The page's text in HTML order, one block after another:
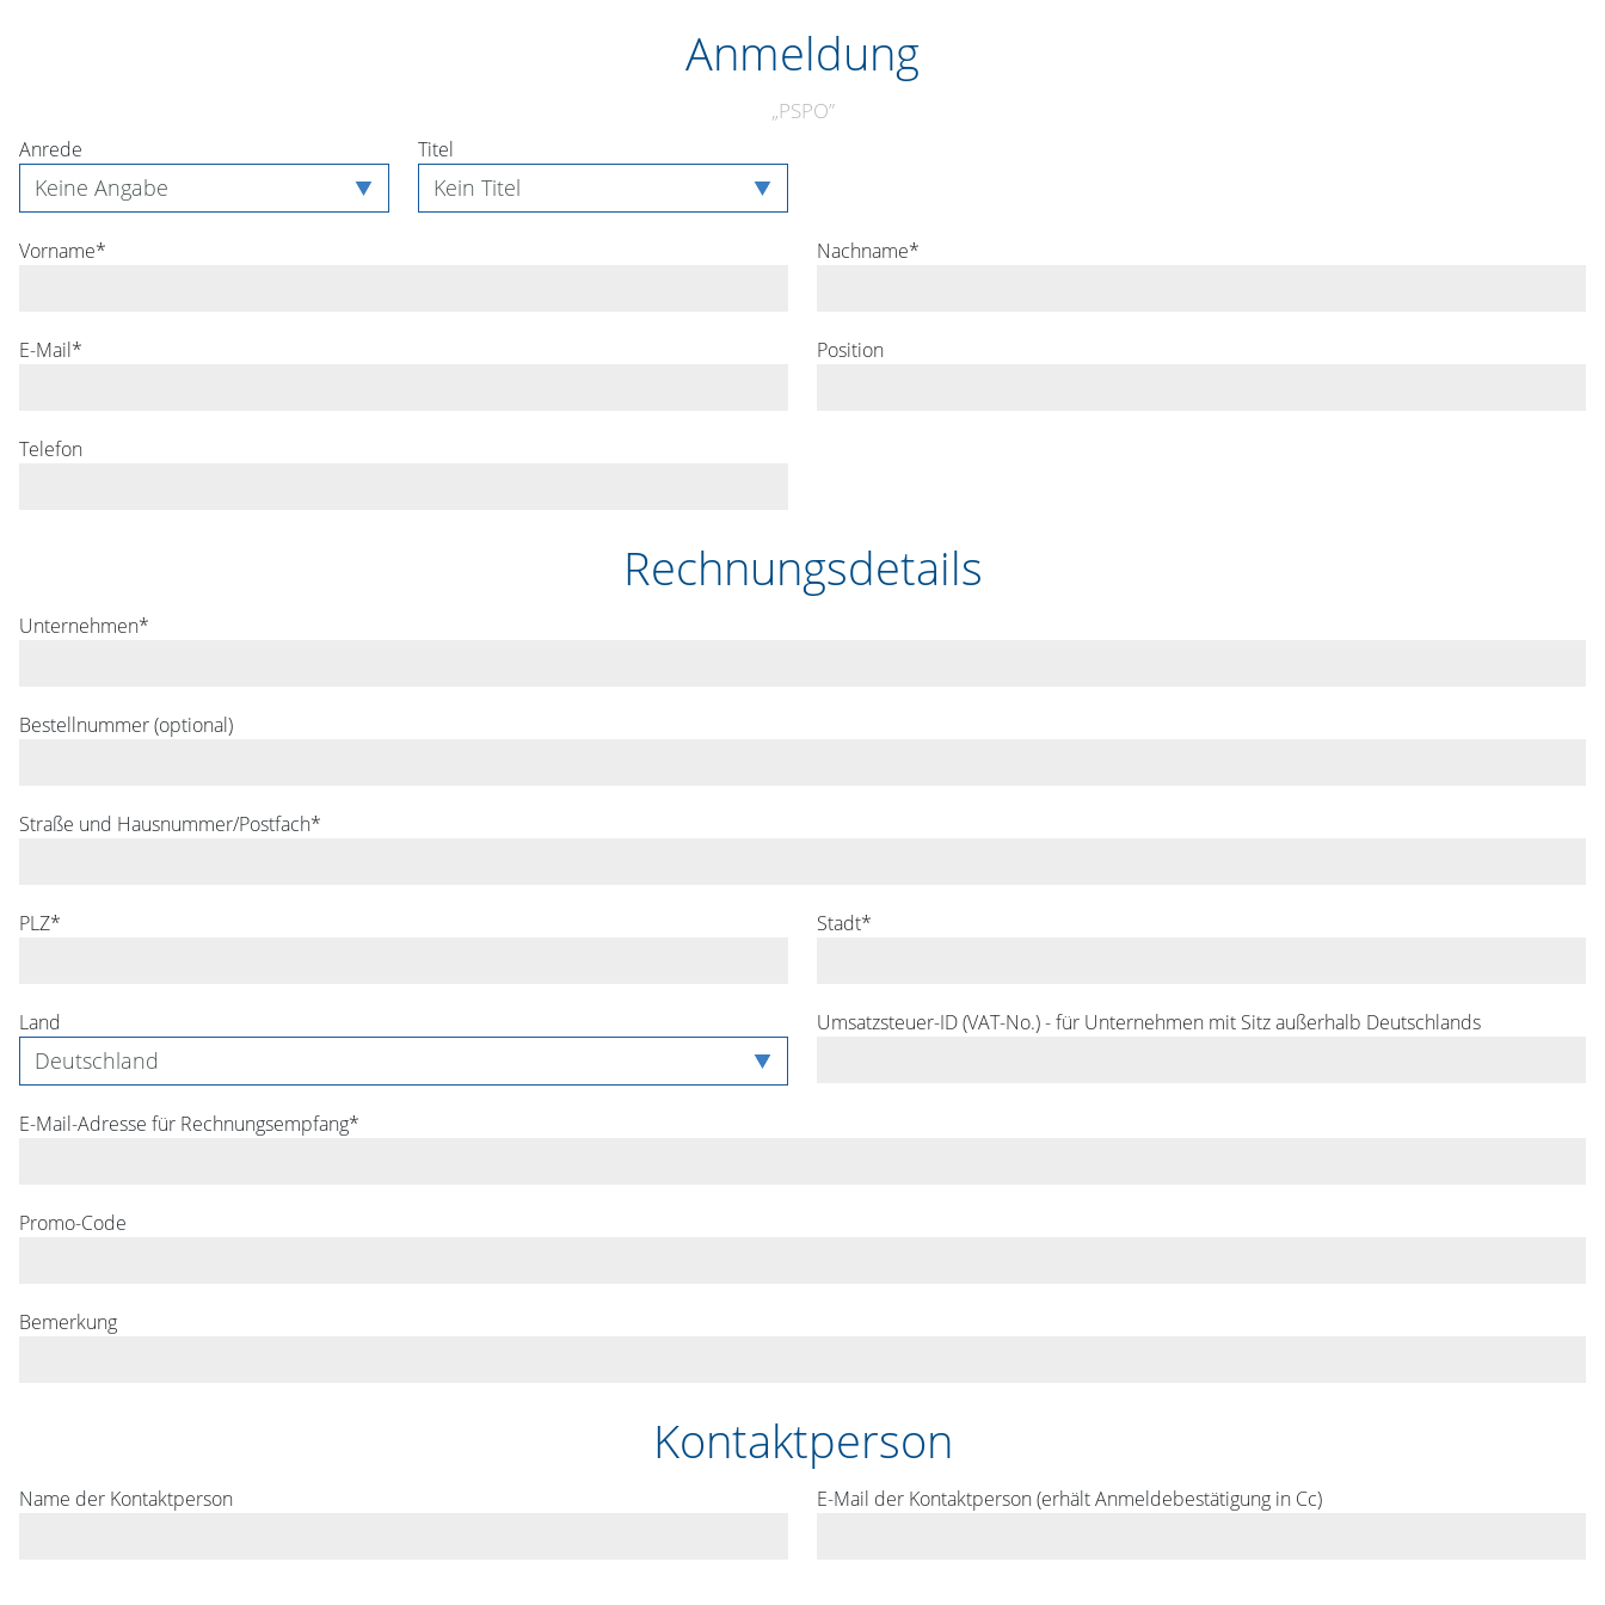
Anmeldung
„PSPO”
Anrede Titel
Vorname* Nachname*
E-Mail* Position
Telefon
Rechnungsdetails
Unternehmen*
Bestellnummer (optional)
Straße und Hausnummer/Postfach*
PLZ* Stadt*
Land Umsatzsteuer-ID (VAT-No.) - für Unternehmen mit Sitz außerhalb Deutschlands
E-Mail-Adresse für Rechnungsempfang*
Promo-Code
Bemerkung
Kontaktperson
Name der Kontaktperson E-Mail der Kontaktperson (erhält Anmeldebestätigung in Cc)